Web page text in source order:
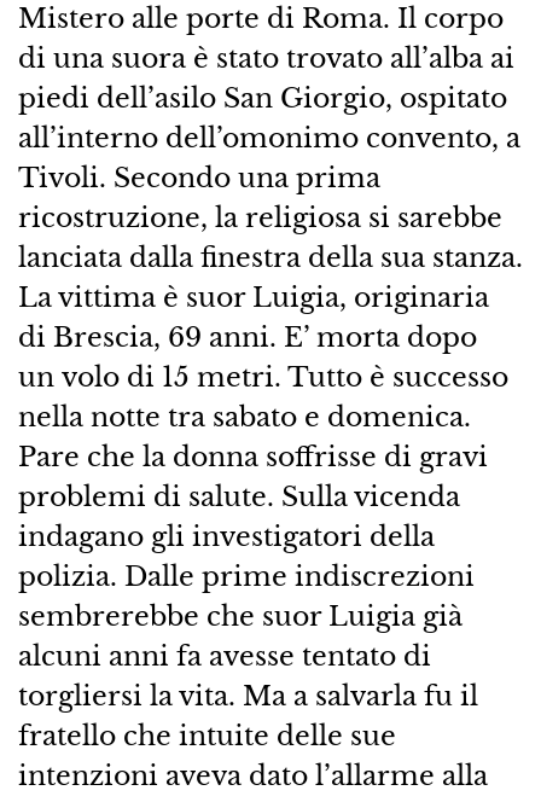
Mistero alle porte di Roma. Il corpo
di una suora è stato trovato all’alba ai
piedi dell’asilo San Giorgio, ospitato
all’interno dell’omonimo convento, a
Tivoli. Secondo una prima
ricostruzione, la religiosa si sarebbe
lanciata dalla finestra della sua stanza.
La vittima è suor Luigia, originaria
di Brescia, 69 anni. E’ morta dopo
un volo di 15 metri. Tutto è successo
nella notte tra sabato e domenica.
Pare che la donna soffrisse di gravi
problemi di salute. Sulla vicenda
indagano gli investigatori della
polizia. Dalle prime indiscrezioni
sembrerebbe che suor Luigia già
alcuni anni fa avesse tentato di
torgliersi la vita. Ma a salvarla fu il
fratello che intuite delle sue
intenzioni aveva dato l’allarme alla